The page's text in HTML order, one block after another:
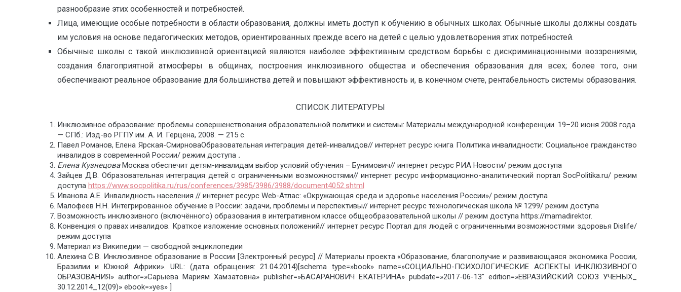
разнообразие этих особенностей и потребностей.
Лица, имеющие особые потребности в области образования, должны иметь доступ к обучению в обычных школах. Обычные школы должны создать
им условия на основе педагогических методов, ориентированных прежде всего на детей с целью удовлетворения этих потребностей.
Обычные школы с такой инклюзивной ориентацией являются наиболее эффективным средством борьбы с дискриминационными воззрениями,
создания благоприятной атмосферы в общинах, построения инклюзивного общества и обеспечения образования для всех; более того, они
обеспечивают реальное образование для большинства детей и повышают эффективность и, в конечном счете, рентабельность системы образования.
СПИСОК ЛИТЕРАТУРЫ
Инклюзивное образование: проблемы совершенствования образовательной политики и системы: Материалы международной конференции. 19–20 июня 2008 года.
— СПб.: Изд-во РГПУ им. А. И. Герцена, 2008. — 215 с.
Павел Романов, Елена Ярская-СмирноваОбразовательная интеграция детей-инвалидов// интернет ресурс книга Политика инвалидности: Социальное гражданство
инвалидов в современной России/ режим доступа .
Елена КузнецоваМосква обеспечит детям-инвалидам выбор условий обучения – Бунимович// интернет ресурс РИА Новости/ режим доступа
Зайцев Д.В. Образовательная интеграция детей с ограниченными возможностями// интернет ресурс информационно-аналитический портал SocPolitika.ru/ режим
доступа https://www.socpolitika.ru/rus/conferences/3985/3986/3988/document4052.shtml
Иванова А.Е. Инвалидность населения // интернет ресурс Web-Атлас: «Окружающая среда и здоровье населения России»/ режим доступа
Малофеев Н.Н. Интегрированное обучение в России: задачи, проблемы и перспективы// интернет ресурс технологическая школа № 1299/ режим доступа
Возможность инклюзивного (включённого) образования в интегративном классе общеобразовательной школы // режим доступа https://mamadirektor.
Конвенция о правах инвалидов. Краткое изложение основных положений// интернет ресурс Портал для людей с ограниченными возможностями здоровья Dislife/
режим доступа
Материал из Википедии — свободной энциклопедии
Алехина С.В. Инклюзивное образование в России [Электронный ресурс] // Материалы проекта «Образование, благополучие и развивающаяся экономика России,
Бразилии и Южной Африки». URL: (дата обращения: 21.04.2014)[schema type=»book» name=»СОЦИАЛЬНО-ПСИХОЛОГИЧЕСКИЕ АСПЕКТЫ ИНКЛЮЗИВНОГО
ОБРАЗОВАНИЯ» author=»Сарыева Мариям Хамзатовна» publisher=»БАСАРАНОВИЧ ЕКАТЕРИНА» pubdate=»2017-06-13″ edition=»ЕВРАЗИЙСКИЙ СОЮЗ УЧЕНЫХ_
30.12.2014_12(09)» ebook=»yes» ]